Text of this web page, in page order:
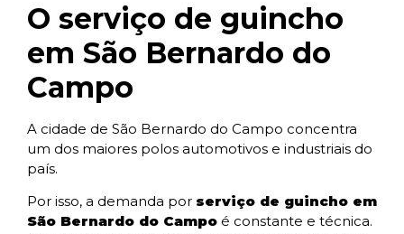
O serviço de guincho
em São Bernardo do
Campo
A cidade de São Bernardo do Campo concentra
um dos maiores polos automotivos e industriais do
país.
Por isso, a demanda por serviço de guincho em
São Bernardo do Campo é constante e técnica.